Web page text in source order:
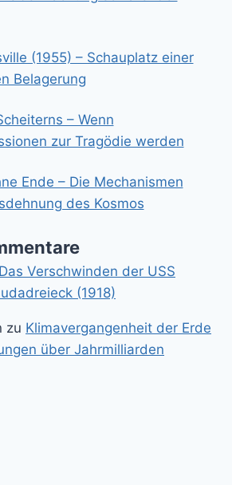
(1955) – Schauplatz einer
Belagerung
– Wenn
zur Tragödie werden
Ende – Die Mechanismen
des Kosmos
Das Verschwinden der USS
(1918)
zu Klimavergangenheit der Erde
über Jahrmilliarden